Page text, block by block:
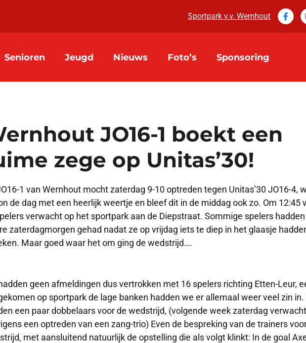
Sportpark v.v. Wernhout
Senioren Jeugd Nieuws Foto’s Sponsoring
JO16-1 boekt een
zege op Unitas’30!
1 van Wernhout mocht zaterdag 9-10 optreden tegen Unitas’30 JO16-4,
de dag met een heerlijk weertje en bleef dit in de middag ook zo. Om 12:45
verwacht op het sportpark aan de Diepstraat. Sommige spelers
zaterdagmorgen gehad nadat ze op vrijdag iets te diep in het glaasje
Maar goed waar het om ging de wedstrijd….
geen afmeldingen dus vertrokken met 16 spelers richting Etten-Leur,
op sportpark de lage banken hadden we er allemaal weer veel zin in.
een paar dobbelaars voor de wedstrijd, (volgende week zaterdag
een optreden van een zang-trio) Even de bespreking van de trainers
met aansluitend natuurlijk de opstelling die als volgt klinkt: In de goal